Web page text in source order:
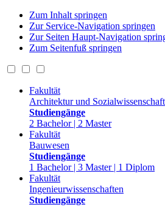
Zum Inhalt springen
Zur Service-Navigation springen
Zur Seiten Haupt-Navigation
Zum Seitenfuß springen
Fakultät
Architektur und
Studiengänge
2 Bachelor | 2 Master
Fakultät
Bauwesen
Studiengänge
1 Bachelor | 3 Master | 1 Diplom
Fakultät
Ingenieurwissenschaften
Studiengänge